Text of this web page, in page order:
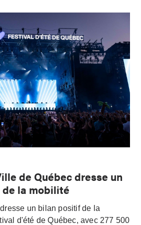
de Québec dresse un
la mobilité
un bilan positif de la
d'été de Québec, avec 277 500